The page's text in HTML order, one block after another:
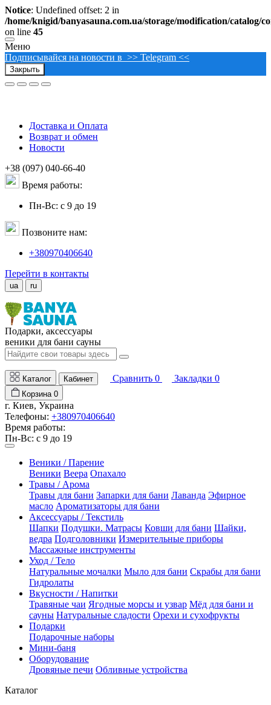
Notice: Undefined offset: 2 in
/home/knigid/banyasauna.com.ua/storage/modification/catalog/
on line 45
Меню
Подписывайся на новости в >> Telegram <<
Закрыть
Доставка и Оплата
Возврат и обмен
Новости
+38 (097) 040-66-40
Время работы:
Пн-Вс: с 9 до 19
Позвоните нам:
+380970406640
Перейти в контакты
ua ru
Подарки, аксессуары
веники для бани сауны
Каталог Кабинет Сравнить 0 Закладки 0
Корзина 0
г. Киев, Украина
Телефоны: +380970406640
Время работы:
Пн-Вс: с 9 до 19
Веники / Парение
Веники Веера Опахало
Травы / Арома
Травы для бани Запарки для бани Лаванда Эфирное
масло Ароматизаторы для бани
Аксессуары / Текстиль
Шапки Подушки. Матрасы Ковши для бани Шайки,
ведра Подголовники Измерительные приборы
Массажные инструменты
Уход / Тело
Натуральные мочалки Мыло для бани Скрабы для бани
Гидролаты
Вкусности / Напитки
Травяные чаи Ягодные морсы и узвар Мёд для бани и
сауны Натуральные сладости Орехи и сухофрукты
Подарки
Подарочные наборы
Мини-баня
Оборудование
Дровяные печи Обливные устройства
Каталог